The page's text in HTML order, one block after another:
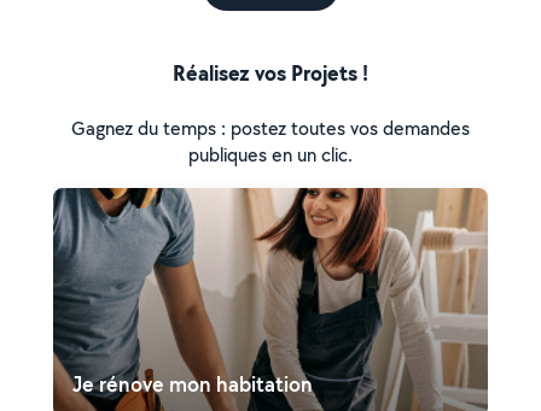
Réalisez vos Projets !
Gagnez du temps : postez toutes vos demandes
publiques en un clic.
Je rénove mon habitation